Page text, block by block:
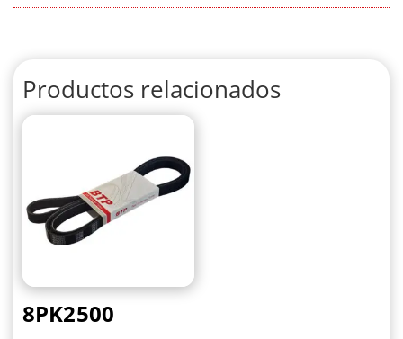
Productos relacionados
8PK2500